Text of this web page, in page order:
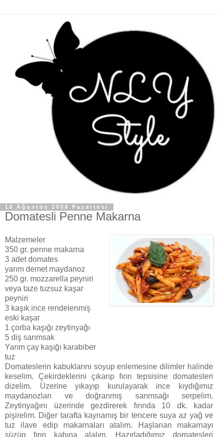
18 Ağustos 2008 Pazartesi
Domatesli Penne Makarna
Malzemeler
350 gr. penne makarna
3 adet domates
yarım demet maydanoz
250 gr. mozzarella peyniri
veya taze tuzsuz kaşar
peyniri
3 kaşık ince rendelenmiş
eski kaşar
1 çorba kaşığı zeytinyağı
5 diş sarımsak
Yarım çay kaşığı karabiber
tuz
Domateslerin kabuklarını soyup enlemesine dilimler halinde
keselim. Çekirdeklerini çıkarıp fırın tepsisine domatesleri
dizelim. Üzerine yıkayıp kurulayarak ince kıydığımız
maydanozları ve doğranmış sarımsağı serpelim.
Zeytinyağını üzerinde gezdirerek fırında 10 dk. kadar
pişirelim. Diğer tarafta kaynamış bir tencere suya az yağ ve
tuz ilave edip makarnaları atalım. Haşlanan makarnayı
süzüp fırın kabına alalım. Hazırladığımız domatesleri